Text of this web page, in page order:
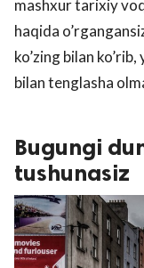
mashxur tarixiy
haqida
ko’zing bilan
bilan tenglasha
Bugungi
tushunasiz